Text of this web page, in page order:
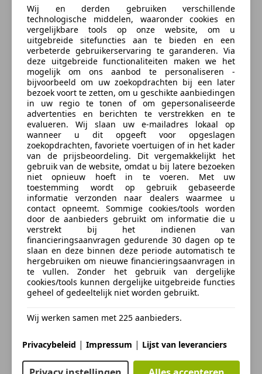
Lederen bekleding
Lichtsensor
Luchtvering
Multifunctioneel stuurwiel
Navigatiesysteem
Parkeerhulp
Parkeerhulp achter
Parkeerhulp voor
Regensensor
Stoelverwarming
Entertainment en Media
Boordcomputer
CD
Radio
Veiligheid en beveiliging
ABS
Achter airbag
Airbag bestuurder
Airbag passagier
Alarm
Bandenspanningscontrole
Centrale deurvergrendeling met afstandsbediening
Centrale vergrendeling
Materiaal
Leder
Beschrijving
BMW 5-serie Touring 520i Facelift model! - Dealer
onderhouden
Prachtige BMW 5-serie 520i automaat !
Deze auto rijdt en schakelt goed en verkeert in nette
staat, sjieke verschijning in het Tiefgruen metallic !
- Compleet dealer onderhouden
- Origineel NL
- 2 sleutels
Beschikt over o.a.
Xenon verlichting - Led - Lederen multifunctioneel
stuurwiel - Navigatiesysteem - Parkeersensoren -
- Cruise controle - Boordcomputer
Deze auto valt in de Youngtimer-regeling (auto's van
15 jaar en ouder). Dit betekent dat u 35% bijtelling
meer
Verzekering
Autoverzekering van de
Bereken je premie
Kenteken
Wij en derden gebruiken verschillende
technologische middelen, waaronder cookies en
vergelijkbare tools op onze website, om u
uitgebreide sitefuncties aan te bieden en een
verbeterde gebruikerservaring te garanderen. Via
deze uitgebreide functionaliteiten maken we het
mogelijk om ons aanbod te personaliseren -
bijvoorbeeld om uw zoekopdrachten bij een later
bezoek voort te zetten, om u geschikte aanbiedingen
in uw regio te tonen of om gepersonaliseerde
advertenties en berichten te verstrekken en te
evalueren. Wij slaan uw e-mailadres lokaal op
wanneer u dit opgeeft voor opgeslagen
zoekopdrachten, favoriete voertuigen of in het kader
van de prijsbeoordeling. Dit vergemakkelijkt het
gebruik van de website, omdat u bij latere bezoeken
niet opnieuw hoeft in te voeren. Met uw
toestemming wordt op gebruik gebaseerde
informatie verzonden naar dealers waarmee u
contact opneemt. Sommige cookies/tools worden
door de aanbieders gebruikt om informatie die u
verstrekt bij het indienen van
financieringsaanvragen gedurende 30 dagen op te
slaan en deze binnen deze periode automatisch te
hergebruiken om nieuwe financieringsaanvragen in
te vullen. Zonder het gebruik van dergelijke
cookies/tools kunnen dergelijke uitgebreide functies
geheel of gedeeltelijk niet worden gebruikt.
Wij werken samen met 225 aanbieders.
Privacybeleid | Impressum | Lijst van leveranciers